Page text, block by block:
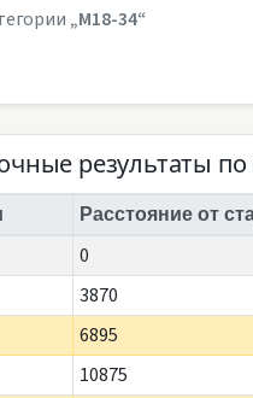
„M18-34“
результаты по
Расстояние от
0
3870
6895
10875